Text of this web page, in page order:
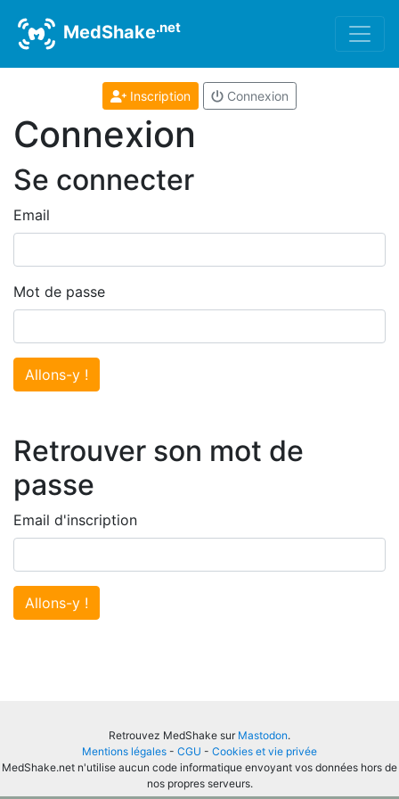
MedShake.net
Inscription Connexion
Connexion
Se connecter
Email
Mot de passe
Allons-y !
Retrouver son mot de
passe
Email d'inscription
Allons-y !
Retrouvez MedShake sur Mastodon.
Mentions légales - CGU - Cookies et vie privée
MedShake.net n'utilise aucun code informatique envoyant vos données hors de
nos propres serveurs.